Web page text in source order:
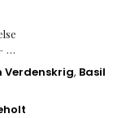
…
Verdenskrig, Basil